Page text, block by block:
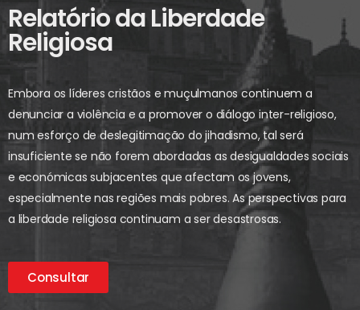
Relatório da Liberdade
Religiosa
Embora os líderes cristãos e muçulmanos continuem a
denunciar a violência e a promover o diálogo inter-religioso,
num esforço de deslegitimação do jihadismo, tal será
insuficiente se não forem abordadas as desigualdades sociais
e económicas subjacentes que afectam os jovens,
especialmente nas regiões mais pobres. As perspectivas para
a liberdade religiosa continuam a ser desastrosas.
Consultar